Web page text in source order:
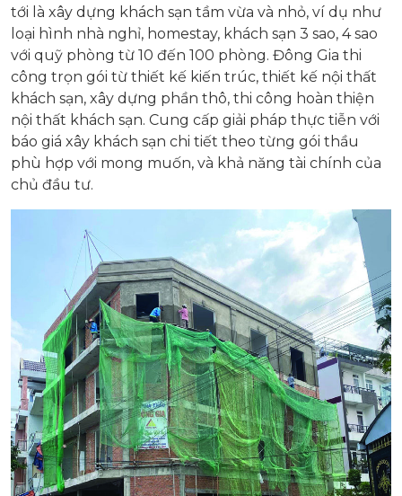
tới là xây dựng khách sạn tầm vừa và nhỏ, ví dụ như
loại hình nhà nghỉ, homestay, khách sạn 3 sao, 4 sao
với quỹ phòng từ 10 đến 100 phòng. Đông Gia thi
công trọn gói từ thiết kế kiến trúc, thiết kế nội thất
khách sạn, xây dựng phần thô, thi công hoàn thiện
nội thất khách sạn. Cung cấp giải pháp thực tiễn với
báo giá xây khách sạn chi tiết theo từng gói thầu
phù hợp với mong muốn, và khả năng tài chính của
chủ đầu tư.